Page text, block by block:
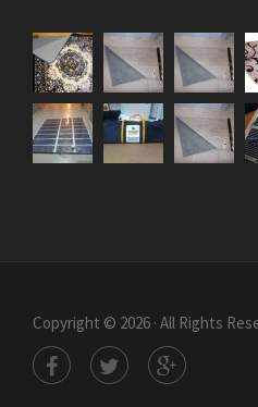
Copyright © 2026 · All Rights